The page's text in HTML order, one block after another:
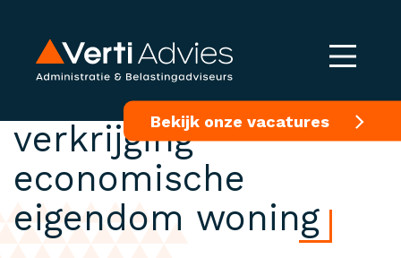
Bekijk onze vacatures
Gezamenlijke
verkrijging
economische
eigendom woning